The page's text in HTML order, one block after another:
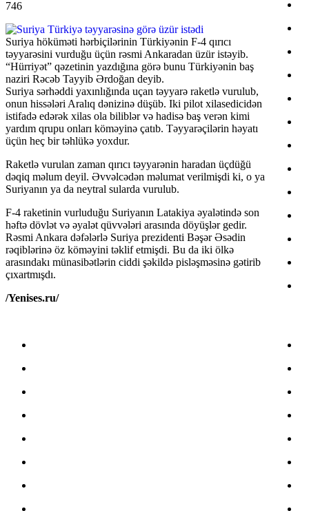
746
Suriya höküməti hərbiçilərinin Türkiyənin F-4 qırıcı
təyyarəsini vurduğu üçün rəsmi Ankaradan üzür istəyib.
“Hürriyət” qəzetinin yazdığına görə bunu Türkiyənin baş
naziri Rəcəb Tayyib Ərdoğan deyib.
Suriya sərhəddi yaxınlığında uçan təyyarə raketlə vurulub,
onun hissələri Aralıq dənizinə düşüb. Iki pilot xilasedicidən
istifadə edərək xilas ola biliblər və hadisə baş verən kimi
yardım qrupu onları köməyinə çatıb. Təyyarəçilərin həyatı
üçün heç bir təhlükə yoxdur.
Raketlə vurulan zaman qırıcı təyyarənin haradan üçdüğü
dəqiq məlum deyil. Əvvəlcədən məlumat verilmişdi ki, o ya
Suriyanın ya da neytral sularda vurulub.
F-4 raketinin vurluduğu Suriyanın Latakiya əyalətində son
həftə dövlət və əyalət qüvvələri arasında döyüşlər gedir.
Rəsmi Ankara dəfələrlə Suriya prezidenti Bəşər Əsədin
rəqiblərinə öz köməyini təklif etmişdi. Bu da iki ölkə
arasındakı münasibətlərin ciddi şəkildə pisləşməsinə gətirib
çıxartmışdı.
/Yenises.ru/